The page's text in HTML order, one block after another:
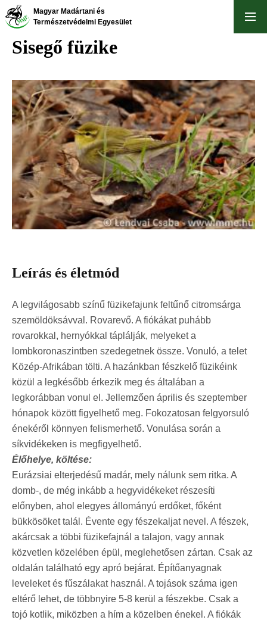
Ugrás
tartalomra
Magyar Madártani és
Természetvédelmi Egyesület
Sisegő füzike
Leírás és életmód
A legvilágosabb színű füzikefajunk feltűnő citromsárga
szemöldöksávval. Rovarevő. A fiókákat puhább
rovarokkal, hernyókkal táplálják, melyeket a
lombkoronaszintben szedegetnek össze. Vonuló, a telet
Közép-Afrikában tölti. A hazánkban fészkelő füzikéink
közül a legkésőbb érkezik meg és általában a
legkorábban vonul el. Jellemzően április és szeptember
hónapok között figyelhető meg. Fokozatosan felgyorsuló
énekéről könnyen felismerhető. Vonulása során a
síkvidékeken is megfigyelhető.
Élőhelye, költése:
Eurázsiai elterjedésű madár, mely nálunk sem ritka. A
domb-, de még inkább a hegyvidékeket részesíti
előnyben, ahol elegyes állományú erdőket, főként
bükkösöket talál. Évente egy fészekaljat nevel. A fészek,
akárcsak a többi füzikefajnál a talajon, vagy annak
közvetlen közelében épül, meglehetősen zártan. Csak az
oldalán található egy apró bejárat. Építőanyagnak
leveleket és fűszálakat használ. A tojások száma igen
eltérő lehet, de többnyire 5-8 kerül a fészekbe. Csak a
tojó kotlik, miközben a hím a közelben énekel. A fiókák